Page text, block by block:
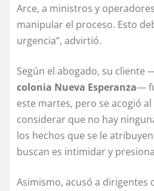
Arce, a ministros y
manipular el proceso. Esto
urgencia”, advirtió.
Según el abogado, su cliente
colonia Nueva Esperanza—
este martes, pero se acogió
considerar que no hay
los hechos que se le
buscan es intimidar y
Asimismo, acusó a dirigentes